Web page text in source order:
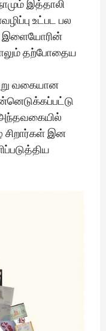
இத்தாலி
உட்பட பல
இளையோரின்
தற்போதைய
வகையான
சிறார்கள் இன